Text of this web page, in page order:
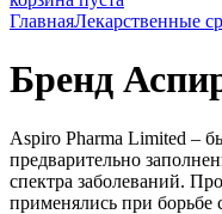
ГлавнаяЛекарственные
Бренд
Aspiro Pharma Limited –
предварительно
спектра заболеваний.
применялись при борьбе